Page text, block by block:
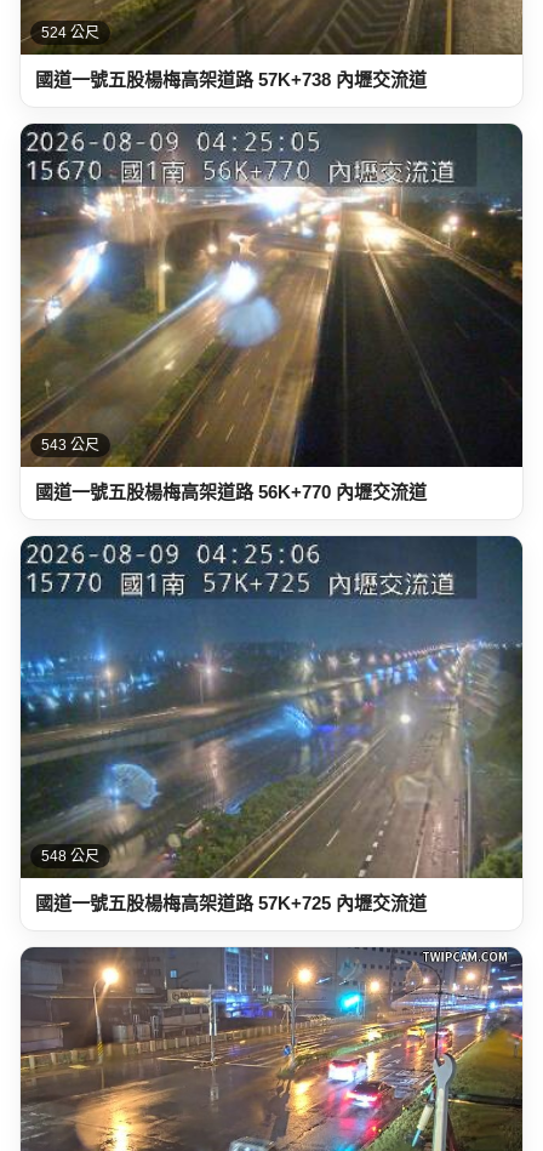
524 公尺
國道一號五股楊梅高架道路 57K+738 內壢交流道
543 公尺
國道一號五股楊梅高架道路 56K+770 內壢交流道
548 公尺
國道一號五股楊梅高架道路 57K+725 內壢交流道